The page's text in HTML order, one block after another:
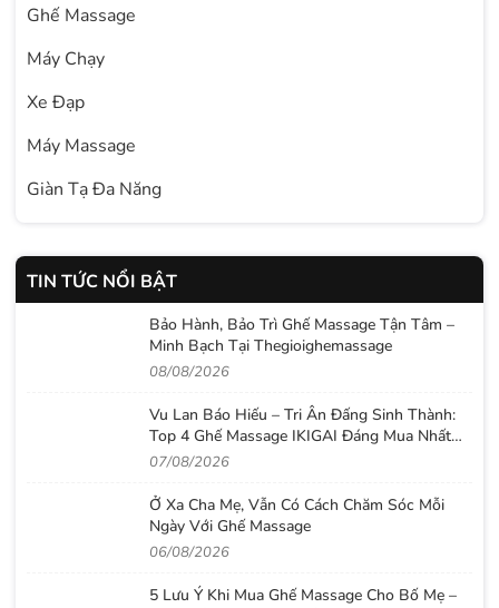
Ghế Massage
Máy Chạy
Xe Đạp
Máy Massage
Giàn Tạ Đa Năng
TIN TỨC NỔI BẬT
Bảo Hành, Bảo Trì Ghế Massage Tận Tâm –
Minh Bạch Tại Thegioighemassage
08/08/2026
Vu Lan Báo Hiếu – Tri Ân Đấng Sinh Thành:
Top 4 Ghế Massage IKIGAI Đáng Mua Nhất
2026
07/08/2026
Ở Xa Cha Mẹ, Vẫn Có Cách Chăm Sóc Mỗi
Ngày Với Ghế Massage
06/08/2026
5 Lưu Ý Khi Mua Ghế Massage Cho Bố Mẹ –